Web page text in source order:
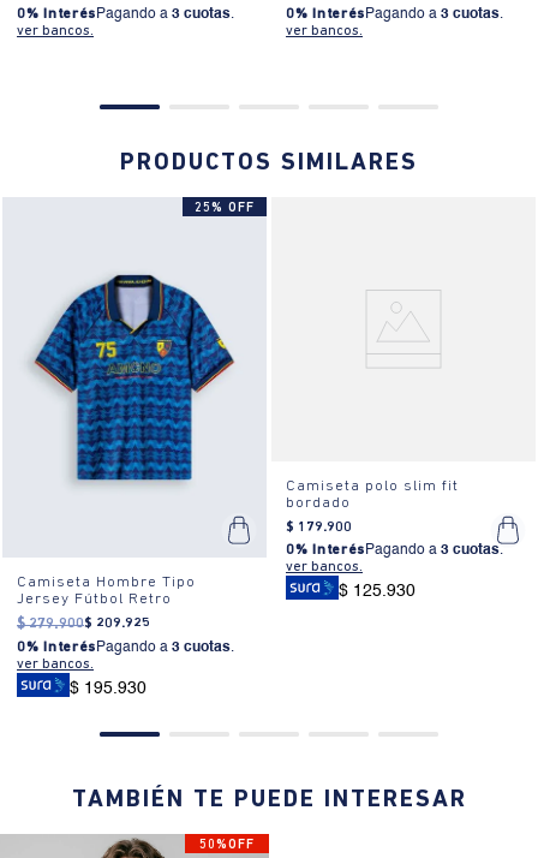
0% Interés Pagando a 3 cuotas.
ver bancos.
0% Interés Pagando a 3 cuotas.
ver bancos.
PRODUCTOS SIMILARES
25% OFF
Camiseta Hombre Tipo
Jersey Fútbol Retro
$ 279.900$ 209.925
0% Interés Pagando a 3 cuotas.
ver bancos.
$ 195.930
Camiseta polo slim fit
bordado
$ 179.900
0% Interés Pagando a 3 cuotas.
ver bancos.
$ 125.930
TAMBIÉN TE PUEDE INTERESAR
50%OFF